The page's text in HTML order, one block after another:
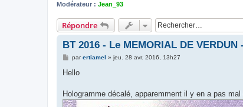
Modérateur : Jean_93
Répondre
BT 2016 - Le MEMORIAL DE VERDUN
M
s
g
e
parertiamel » jeu. 28 avr. 2016, 13h27
Hello
Hologramme décalé, apparemment il y en a pas